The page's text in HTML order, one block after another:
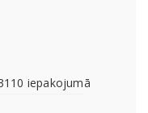
iepakojumā